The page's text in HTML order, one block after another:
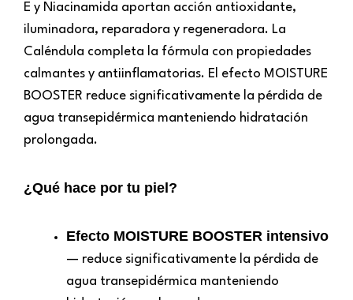
E y Niacinamida aportan acción antioxidante,
iluminadora, reparadora y regeneradora. La
Caléndula completa la fórmula con propiedades
calmantes y antiinflamatorias. El efecto MOISTURE
BOOSTER reduce significativamente la pérdida de
agua transepidérmica manteniendo hidratación
prolongada.
¿Qué hace por tu piel?
Efecto MOISTURE BOOSTER intensivo
— reduce significativamente la pérdida de
agua transepidérmica manteniendo